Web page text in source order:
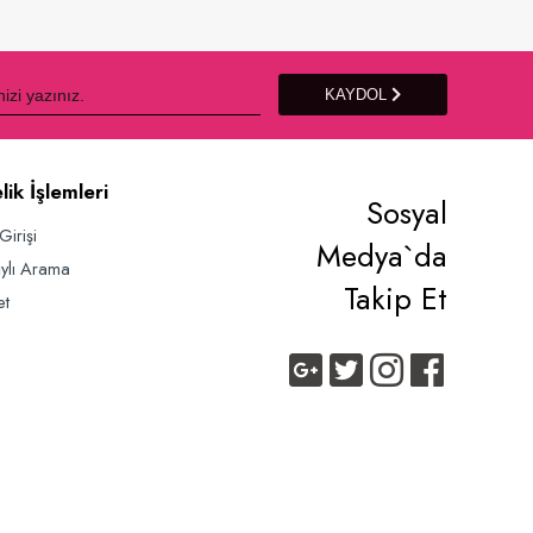
KAYDOL
İşlemleri
Arama
Sosyal
Medya`da
Takip Et